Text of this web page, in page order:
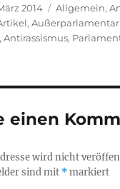
2014 Kategorien
Allgemein,
,
,Antirassismus,
einen
wird nicht
sind mit *markiert